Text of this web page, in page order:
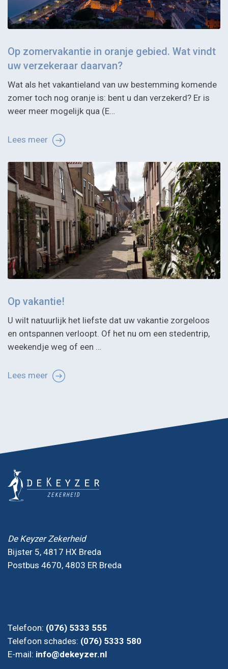
Op zomervakantie in oranje gebied. Wat vindt
uw verzekeraar daarvan?
Wat als het vakantieland van uw bestemming komende
zomer toch nog oranje is: bent u dan verzekerd? Er is
weer meer mogelijk qua (E…
Lees meer
Op vakantie!
U wilt natuurlijk het liefste dat uw vakantie zorgeloos
en ontspannen verloopt. Of het nu om een stedentrip,
weekendje weg of een …
Lees meer
De Keyzer Zekerheid
Bijster 5, 4817 HX Breda
Postbus 4670, 4803 ER Breda
Telefoon: (076) 5333 555
Telefoon schades: (076) 5333 580
E-mail: info@dekeyzer.nl